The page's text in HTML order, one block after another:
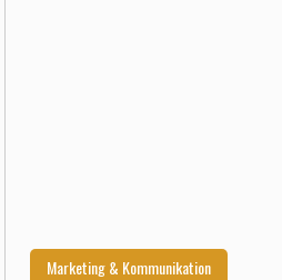
Marketing & Kommunikation